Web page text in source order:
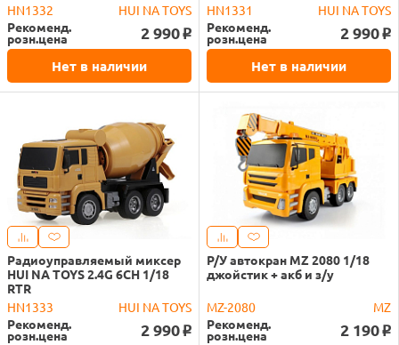
HN1332
HUI NA TOYS
Рекоменд.
розн.цена 2 990 o
Нет в наличии
HN1331
HUI NA TOYS
Рекоменд.
розн.цена 2 990 o
Нет в наличии
Радиоуправляемый миксер
HUI NA TOYS 2.4G 6CH 1/18
RTR
HN1333
HUI NA TOYS
Рекоменд.
розн.цена 2 990 o
Р/У автокран MZ 2080 1/18
джойстик + акб и з/у
MZ-2080
MZ
Рекоменд.
розн.цена 2 190 o